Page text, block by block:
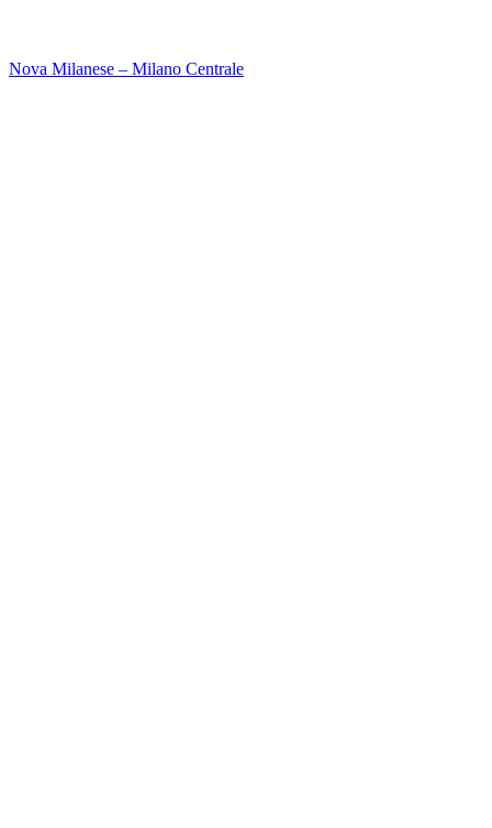
Nova Milanese – Milano Centrale